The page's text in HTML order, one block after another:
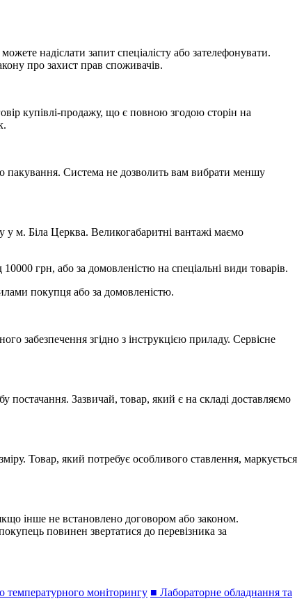
надіслати запит спеціалісту або зателефонувати.
про захист прав споживачів.
купівлі-продажу, що є повною згодою сторін на
пакування. Система не дозволить вам вибрати меншу
у м. Біла Церква. Великогабаритні вантажі маємо
грн, або за домовленістю на спеціальні види товарів.
покупця або за домовленістю.
забезпечення згідно з інструкцією приладу. Сервісне
постачання. Зазвичай, товар, який є на складі доставляємо
Товар, який потребує особливого ставлення, маркується
інше не встановлено договором або законом.
повинен звертатися до перевізника за
температурного моніторингу ■ Лабораторне обладнання та